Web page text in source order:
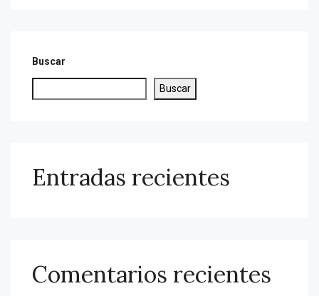
Buscar
Buscar
Entradas recientes
Comentarios recientes